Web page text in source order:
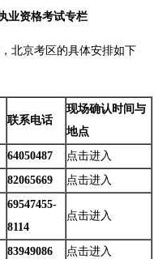
业资格考试专栏
北京考区的具体安排如下
联系电话
现场确认时间与
地点
64050487
点击进入
82065669 点击进入
69547455-
8114
点击进入
83949086
点击进入